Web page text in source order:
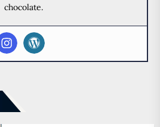
chocolate.